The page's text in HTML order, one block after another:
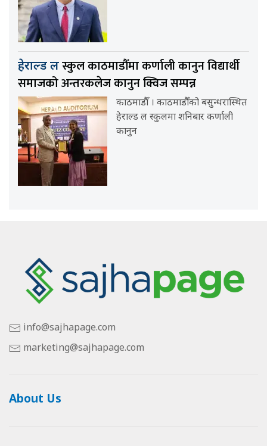
हेराल्ड लस्कुल काठमाडौँमा कर्णाली कानुन विद्यार्थी
समाजको अन्तरकलेज कानुन क्विज सम्पन्न
काठमाडौँ । काठमाडौँको बसुन्धरास्थित
हेराल्ड ल स्कुलमा शनिबार कर्णाली
कानुन
info@sajhapage.com
marketing@sajhapage.com
About Us